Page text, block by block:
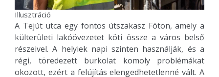
Illusztráció
A Tejút utca egy fontos útszakasz Fóton, amely a
külterületi lakóövezetet köti össze a város belső
részeivel. A helyiek napi szinten használják, és a
régi, töredezett burkolat komoly problémákat
okozott, ezért a felújítás elengedhetetlenné vált. A